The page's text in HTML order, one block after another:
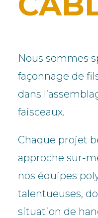
Nous sommes
façonnage de
dans
faisceaux.
Chaque projet
approche sur-
nos équipes
talentueuses,
situation de